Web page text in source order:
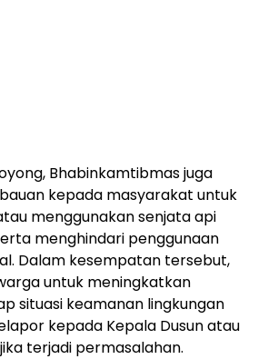
Bhabinkamtibmas juga
kepada masyarakat untuk
menggunakan senjata api
menghindari penggunaan
Dalam kesempatan tersebut,
untuk meningkatkan
situasi keamanan lingkungan
kepada Kepala Dusun atau
terjadi permasalahan.